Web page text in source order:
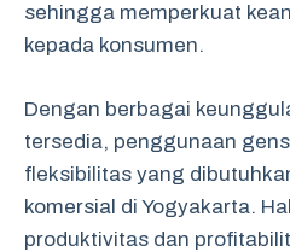
sehingga memperkuat
kepada konsumen.
Dengan berbagai
tersedia, penggunaan
fleksibilitas yang
komersial di Yogyakarta.
produktivitas dan